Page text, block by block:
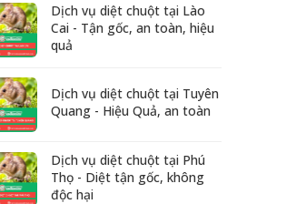
Dịch vụ diệt chuột tại Lào
Cai - Tận gốc, an toàn, hiệu
quả
Dịch vụ diệt chuột tại Tuyên
Quang - Hiệu Quả, an toàn
Dịch vụ diệt chuột tại Phú
Thọ - Diệt tận gốc, không
độc hại